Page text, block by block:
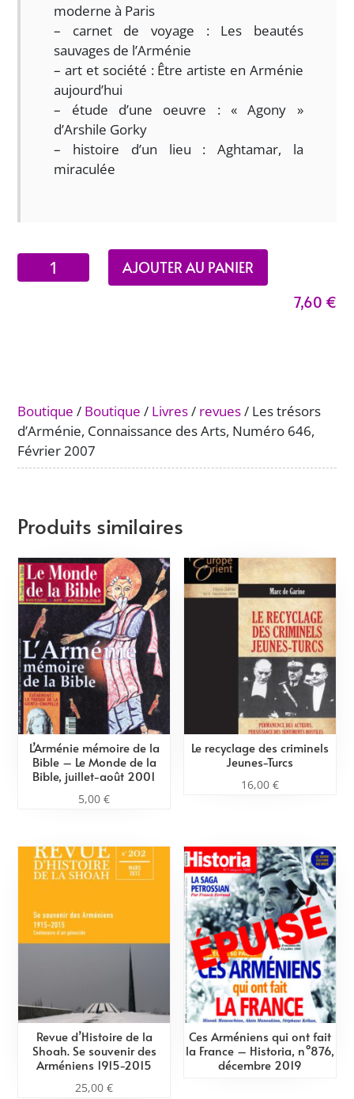
moderne à Paris
– carnet de voyage : Les beautés
sauvages de l’Arménie
– art et société : Être artiste en Arménie
aujourd’hui
– étude d’une oeuvre : « Agony »
d’Arshile Gorky
– histoire d’un lieu : Aghtamar, la
miraculée
quantité
de
Numéro
646,
Février
AJOUTER AU PANIER
7,60 €
Boutique / Boutique / Livres/ revues/ Les trésors
d’Arménie, Connaissance des Arts, Numéro 646,
Février 2007
Produits similaires
L’Arménie mémoire de la
Bible – Le Monde de la
Bible, juillet-août 2001
5,00€
Le recyclage des criminels
Jeunes-Turcs
16,00 €
Revue d’Histoire de la
Shoah. Se souvenir des
Arméniens 1915-2015
25,00€
Ces Arméniens qui ont fait
la France – Historia, n°876,
décembre 2019